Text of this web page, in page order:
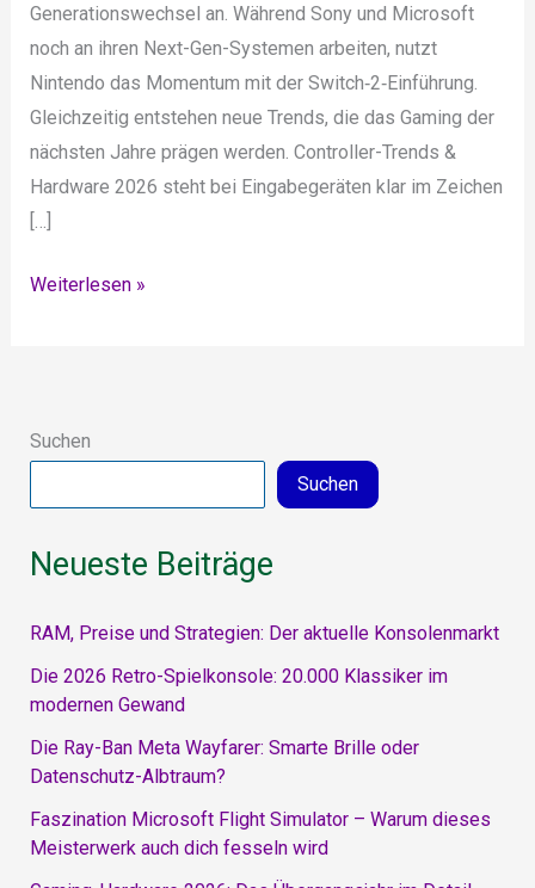
Generationswechsel an. Während Sony und Microsoft
noch an ihren Next-Gen-Systemen arbeiten, nutzt
Nintendo das Momentum mit der Switch‑2‑Einführung.
Gleichzeitig entstehen neue Trends, die das Gaming der
nächsten Jahre prägen werden. Controller-Trends &
Hardware 2026 steht bei Eingabegeräten klar im Zeichen
[…]
Gaming-
im
Weiterlesen »
Suchen
Suchen
Neueste Beiträge
RAM, Preise und Strategien: Der aktuelle Konsolenmarkt
Die 2026 Retro-Spielkonsole: 20.000 Klassiker im
modernen Gewand
Die Ray-Ban Meta Wayfarer: Smarte Brille oder
Datenschutz-Albtraum?
Faszination Microsoft Flight Simulator – Warum dieses
Meisterwerk auch dich fesseln wird